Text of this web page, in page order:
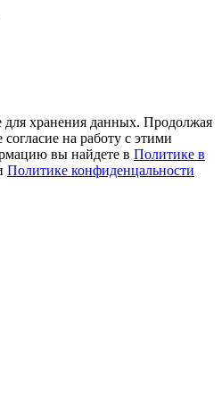
для хранения данных. Продолжая
на работу с этими
вы найдете в Политике в
Политике конфиденцальности